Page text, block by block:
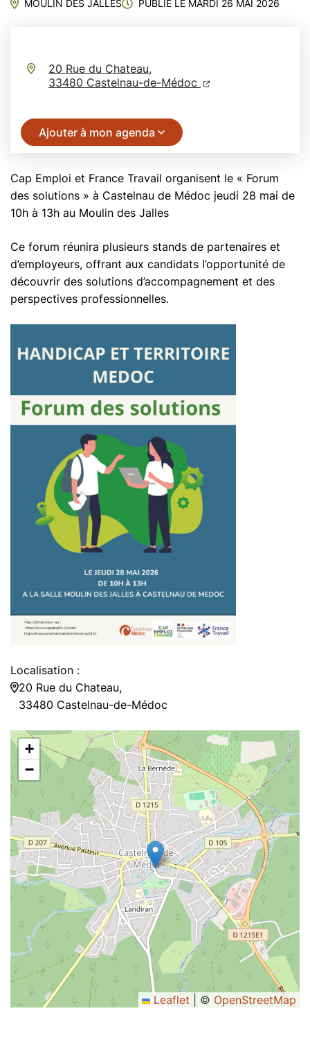
MOULIN DES JALLES PUBLIÉ LE MARDI 26 MAI 2026
20 Rue du Chateau,
33480 Castelnau-de-Médoc (ouverture dans un
(ouverture dans
Ajouter à mon agenda
Cap Emploi et France Travail organisent le « Forum
des solutions » à Castelnau de Médoc jeudi 28 mai de
10h à 13h au Moulin des Jalles
Ce forum réunira plusieurs stands de partenaires et
d’employeurs, offrant aux candidats l’opportunité de
découvrir des solutions d’accompagnement et des
perspectives professionnelles.
Localisation :
20 Rue du Chateau,
33480 Castelnau-de-Médoc
+
−
Leaflet © OpenStreetMap